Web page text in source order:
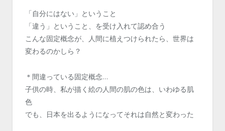
「自分にはない」ということ
「違う」ということ、を受け入れて認め合う
こんな固定概念が、人間に植えつけられたら、世界は
変わるのかしら？
＊間違っている固定概念…
子供の時、私が描く絵の人間の肌の色は、いわゆる肌
色
でも、日本を出るようになってそれは自然と変わった